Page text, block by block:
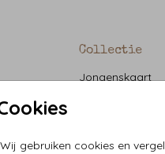
Wij gebruiken cookies en
Collectie
Jongenskaart